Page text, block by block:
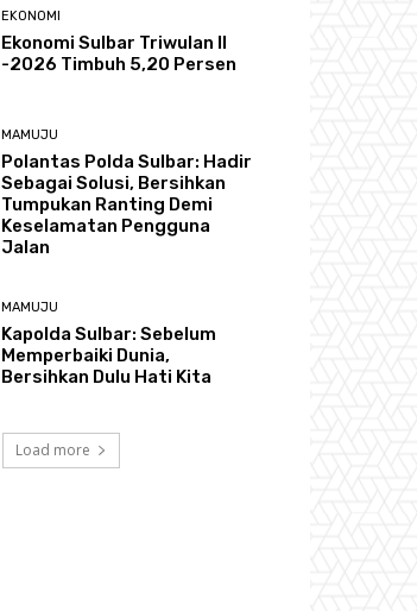
EKONOMI
Ekonomi Sulbar Triwulan II
-2026 Timbuh 5,20 Persen
MAMUJU
Polantas Polda Sulbar: Hadir
Sebagai Solusi, Bersihkan
Tumpukan Ranting Demi
Keselamatan Pengguna
Jalan
MAMUJU
Kapolda Sulbar: Sebelum
Memperbaiki Dunia,
Bersihkan Dulu Hati Kita
Load more